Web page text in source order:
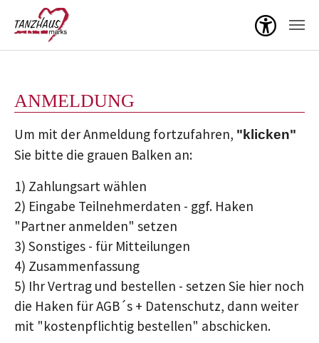
Menü
ANMELDUNG
Um mit der Anmeldung fortzufahren, "klicken"
Sie bitte die grauen Balken an:
1) Zahlungsart wählen
2) Eingabe Teilnehmerdaten - ggf. Haken
"Partner anmelden" setzen
3) Sonstiges - für Mitteilungen
4) Zusammenfassung
5) Ihr Vertrag und bestellen - setzen Sie hier noch
die Haken für AGB´s + Datenschutz, dann weiter
mit "kostenpflichtig bestellen" abschicken.